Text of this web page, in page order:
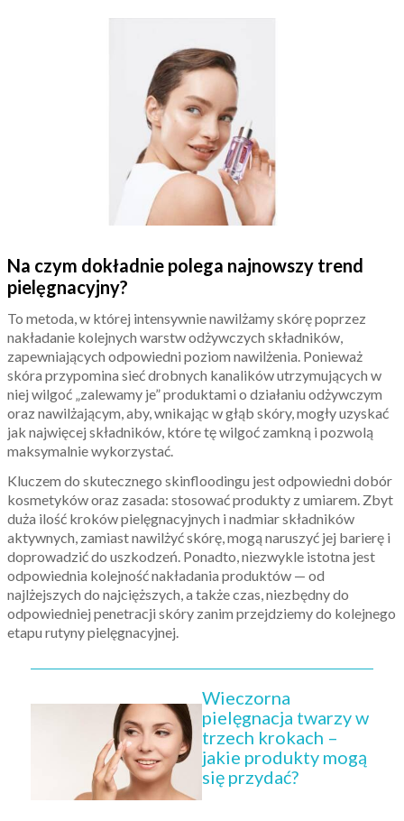
Na czym dokładnie polega najnowszy trend
pielęgnacyjny?
To metoda, w której intensywnie nawilżamy skórę poprzez
nakładanie kolejnych warstw odżywczych składników,
zapewniających odpowiedni poziom nawilżenia. Ponieważ
skóra przypomina sieć drobnych kanalików utrzymujących w
niej wilgoć „zalewamy je” produktami o działaniu odżywczym
oraz nawilżającym, aby, wnikając w głąb skóry, mogły uzyskać
jak najwięcej składników, które tę wilgoć zamkną i pozwolą
maksymalnie wykorzystać.
Kluczem do skutecznego skinfloodingu jest odpowiedni dobór
kosmetyków oraz zasada: stosować produkty z umiarem. Zbyt
duża ilość kroków pielęgnacyjnych i nadmiar składników
aktywnych, zamiast nawilżyć skórę, mogą naruszyć jej barierę i
doprowadzić do uszkodzeń. Ponadto, niezwykle istotna jest
odpowiednia kolejność nakładania produktów — od
najlżejszych do najcięższych, a także czas, niezbędny do
odpowiedniej penetracji skóry zanim przejdziemy do kolejnego
etapu rutyny pielęgnacyjnej.
Wieczorna
pielęgnacja twarzy w
trzech krokach –
jakie produkty mogą
się przydać?